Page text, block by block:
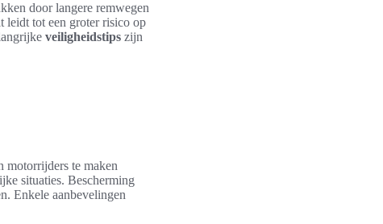
door langere remwegen
leidt tot een groter risico op
veiligheidstips zijn
motorrijders te maken
situaties. Bescherming
Enkele aanbevelingen